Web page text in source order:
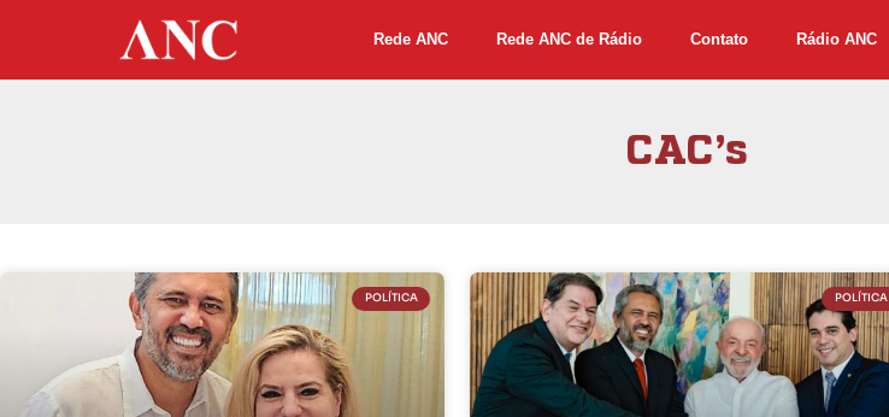
Rede ANC Rede ANC de Rádio Contato Rádio ANC
CAC’s
POLÍTICA POLÍTICA